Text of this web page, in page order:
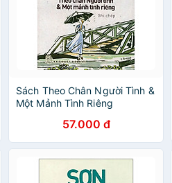
Sách Theo Chân Người Tình &
Một Mảnh Tình Riêng
57.000 đ